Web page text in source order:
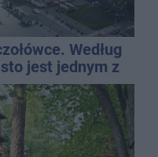
Według
jest jednym z
upały